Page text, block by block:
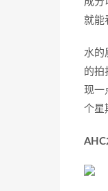
就能
水的
的拍
现一
个星
AHC